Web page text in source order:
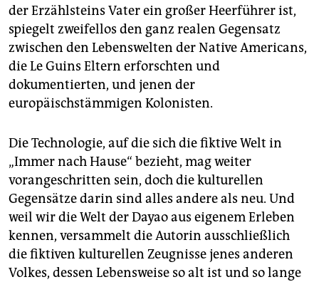
der Erzählsteins Vater ein großer Heerführer ist,
spiegelt zweifellos den ganz realen Gegensatz
zwischen den Lebenswelten der Native Americans,
die Le Guins Eltern erforschten und
dokumentierten, und jenen der
europäischstämmigen Kolonisten.
Die Technologie, auf die sich die fiktive Welt in
„Immer nach Hause“ bezieht, mag weiter
vorangeschritten sein, doch die kulturellen
Gegensätze darin sind alles andere als neu. Und
weil wir die Welt der Dayao aus eigenem Erleben
kennen, versammelt die Autorin ausschließlich
die fiktiven kulturellen Zeugnisse jenes anderen
Volkes, dessen Lebensweise so alt ist und so lange